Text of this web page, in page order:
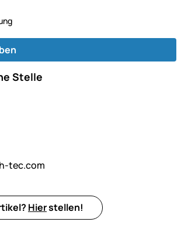
Stelle
tec.com
Hierstellen!